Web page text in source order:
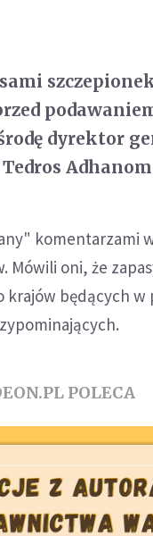
dyrektor
komentarzami
oni, że
krajów będących
POLECA